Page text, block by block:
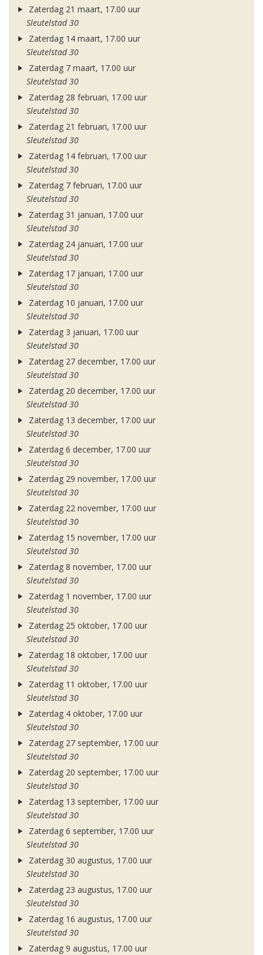
Zaterdag 21 maart, 17.00 uur
Sleutelstad 30
Zaterdag 14 maart, 17.00 uur
Sleutelstad 30
Zaterdag 7 maart, 17.00 uur
Sleutelstad 30
Zaterdag 28 februari, 17.00 uur
Sleutelstad 30
Zaterdag 21 februari, 17.00 uur
Sleutelstad 30
Zaterdag 14 februari, 17.00 uur
Sleutelstad 30
Zaterdag 7 februari, 17.00 uur
Sleutelstad 30
Zaterdag 31 januari, 17.00 uur
Sleutelstad 30
Zaterdag 24 januari, 17.00 uur
Sleutelstad 30
Zaterdag 17 januari, 17.00 uur
Sleutelstad 30
Zaterdag 10 januari, 17.00 uur
Sleutelstad 30
Zaterdag 3 januari, 17.00 uur
Sleutelstad 30
Zaterdag 27 december, 17.00 uur
Sleutelstad 30
Zaterdag 20 december, 17.00 uur
Sleutelstad 30
Zaterdag 13 december, 17.00 uur
Sleutelstad 30
Zaterdag 6 december, 17.00 uur
Sleutelstad 30
Zaterdag 29 november, 17.00 uur
Sleutelstad 30
Zaterdag 22 november, 17.00 uur
Sleutelstad 30
Zaterdag 15 november, 17.00 uur
Sleutelstad 30
Zaterdag 8 november, 17.00 uur
Sleutelstad 30
Zaterdag 1 november, 17.00 uur
Sleutelstad 30
Zaterdag 25 oktober, 17.00 uur
Sleutelstad 30
Zaterdag 18 oktober, 17.00 uur
Sleutelstad 30
Zaterdag 11 oktober, 17.00 uur
Sleutelstad 30
Zaterdag 4 oktober, 17.00 uur
Sleutelstad 30
Zaterdag 27 september, 17.00 uur
Sleutelstad 30
Zaterdag 20 september, 17.00 uur
Sleutelstad 30
Zaterdag 13 september, 17.00 uur
Sleutelstad 30
Zaterdag 6 september, 17.00 uur
Sleutelstad 30
Zaterdag 30 augustus, 17.00 uur
Sleutelstad 30
Zaterdag 23 augustus, 17.00 uur
Sleutelstad 30
Zaterdag 16 augustus, 17.00 uur
Sleutelstad 30
Zaterdag 9 augustus, 17.00 uur